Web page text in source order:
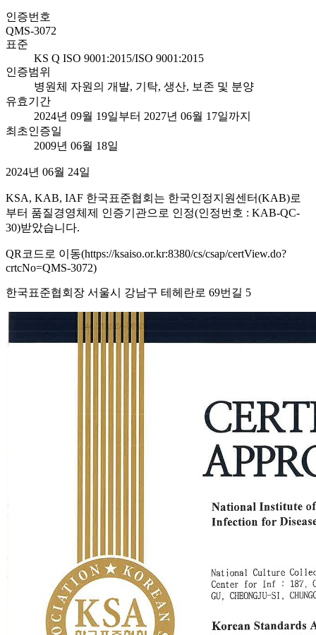
인증번호
QMS-3072
표준
KS Q ISO 9001:2015/ISO 9001:2015
인증범위
병원체 자원의 개발, 기탁, 생산, 보존 및 분양
유효기간
2024년 09월 19일부터 2027년 06월 17일까지
최초인증일
2009년 06월 18일
2024년 06월 24일
KSA, KAB, IAF 한국표준협회는 한국인정지원센터(KAB)로
부터 품질경영체제 인증기관으로 인정(인정번호 : KAB-QC-
30)받았습니다.
QR코드로 이동(https://ksaiso.or.kr:8380/cs/csap/certView.do?
crtcNo=QMS-3072)
한국표준협회장 서울시 강남구 테헤란로 69번길 5